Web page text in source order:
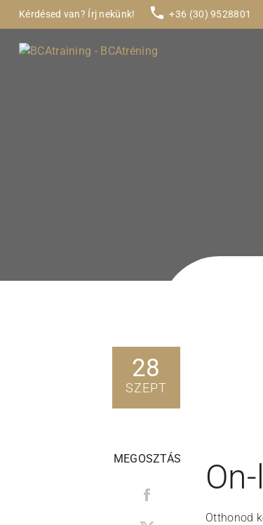
Kérdésed van? Írj nekünk! +36 (30) 9528801
28
SZEPT
MEGOSZTÁS
Otthonod